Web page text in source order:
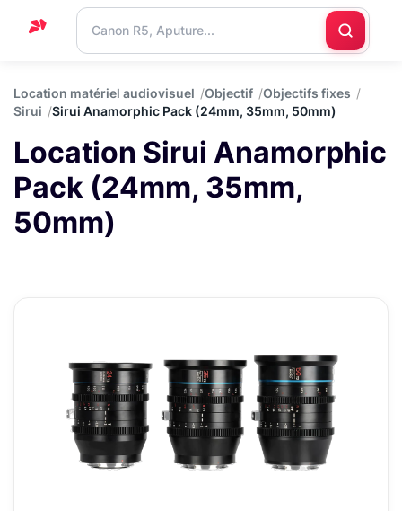
Support
Blog
Nous
contacter
Location matériel audiovisuel Objectif
Objectifs fixes
Sirui
Sirui Anamorphic Pack (24mm, 35mm, 50mm)
Location Sirui Anamorphic
Pack (24mm, 35mm,
50mm)